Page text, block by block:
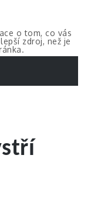
o tom, co vás
zdroj, než je